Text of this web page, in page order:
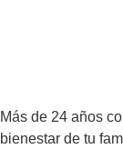
Más de 24 años
bienestar de tu